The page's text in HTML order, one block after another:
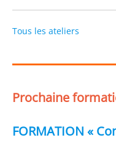
Tous les ateliers
Prochaine
FORMATION «